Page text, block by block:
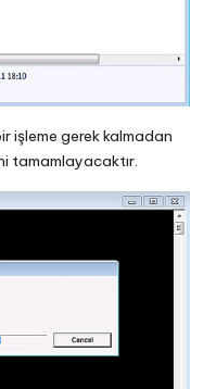
işleme gerek kalmadan
tamamlayacaktır.